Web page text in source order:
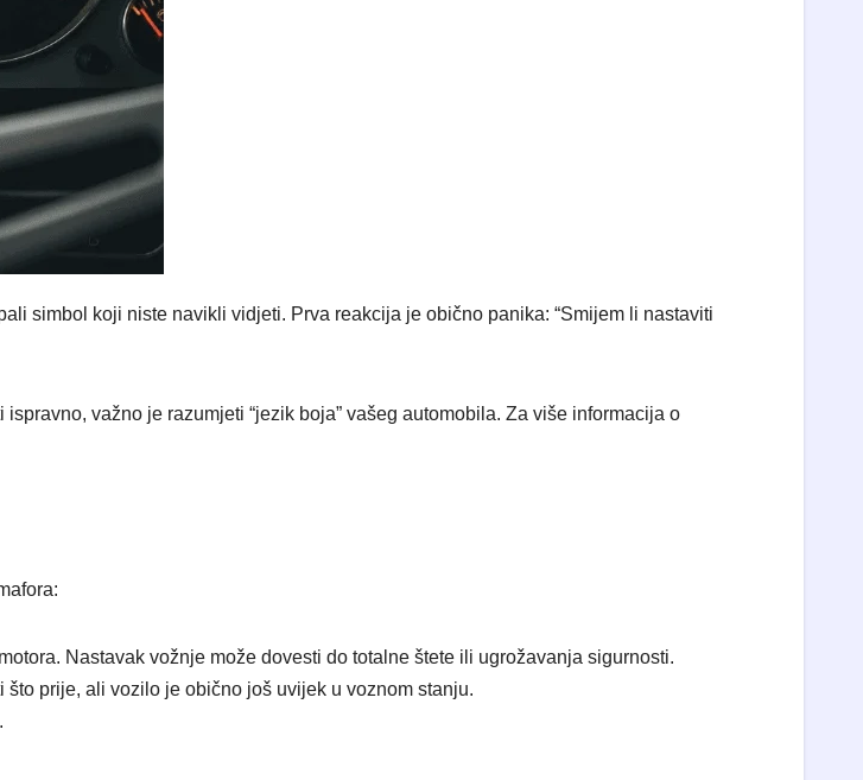
simbol koji niste navikli vidjeti. Prva reakcija je obično panika: “Smijem li nastaviti
važno je razumjeti “jezik boja” vašeg automobila. Za više informacija o
Nastavak vožnje može dovesti do totalne štete ili ugrožavanja sigurnosti.
prije, ali vozilo je obično još uvijek u voznom stanju.